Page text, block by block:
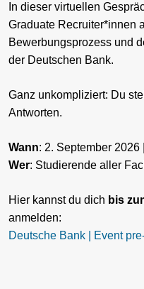
In dieser virtuellen
Graduate Recruiter*innen
Bewerbungsprozess und
der Deutschen Bank.
Ganz unkompliziert: Du
Antworten.
Wann: 2. September 2026
Wer: Studierende aller
Hier kannst du dich bis
anmelden:
Deutsche Bank | Event